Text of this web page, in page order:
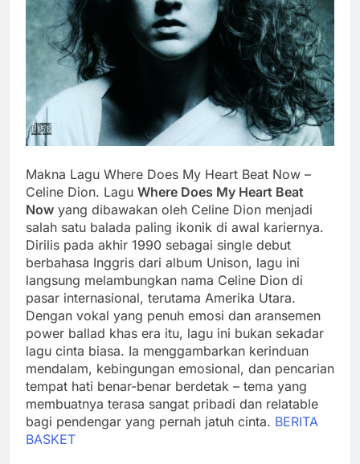
Makna Lagu Where Does My Heart Beat Now –
Celine Dion. Lagu Where Does My Heart Beat
Now yang dibawakan oleh Celine Dion menjadi
salah satu balada paling ikonik di awal kariernya.
Dirilis pada akhir 1990 sebagai single debut
berbahasa Inggris dari album Unison, lagu ini
langsung melambungkan nama Celine Dion di
pasar internasional, terutama Amerika Utara.
Dengan vokal yang penuh emosi dan aransemen
power ballad khas era itu, lagu ini bukan sekadar
lagu cinta biasa. Ia menggambarkan kerinduan
mendalam, kebingungan emosional, dan pencarian
tempat hati benar-benar berdetak – tema yang
membuatnya terasa sangat pribadi dan relatable
bagi pendengar yang pernah jatuh cinta. BERITA
BASKET